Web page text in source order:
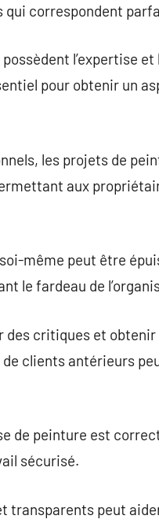
correspondent
l’expertise
pour obtenir un
les projets de
aux
même peut être
le fardeau de
critiques et
clients antérieurs
de peinture est
sécurisé.
transparents peut